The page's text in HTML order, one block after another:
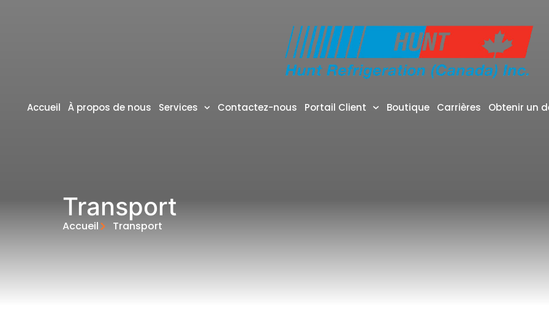
Accueil À propos de nous Services Contactez-nous Portail Client Boutique Carrières Obtenir un
Transport
Accueil Transport